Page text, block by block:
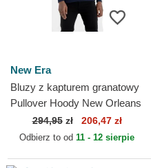
New Era
Bluzy z kapturem granatowy
Pullover Hoody New Orleans
Pelicans NBA New Era
294,95zł 206,47 zł
Odbierz to od 11 - 12 sierpie